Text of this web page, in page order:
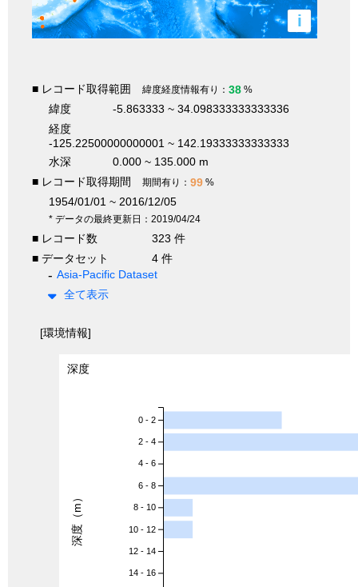
i
■ レコード取得範囲 緯度経度情報有り： 38 %
緯度
-5.863333 ~ 34.098333333333336
経度
-125.22500000000001 ~ 142.19333333333333
水深
0.000 ~ 135.000 m
■ レコード取得期間
期間有り： 99 %
1954/01/01 ~ 2016/12/05
* データの最終更新日：2019/04/24
■ レコード数
323 件
■ データセット
4 件
Asia-Pacific Dataset
全て表示
[環境情報]
深度
0 - 2
2 - 4
4 - 6
6 - 8
8 - 10
10 - 12
12 - 14
14 - 16
深度（m）